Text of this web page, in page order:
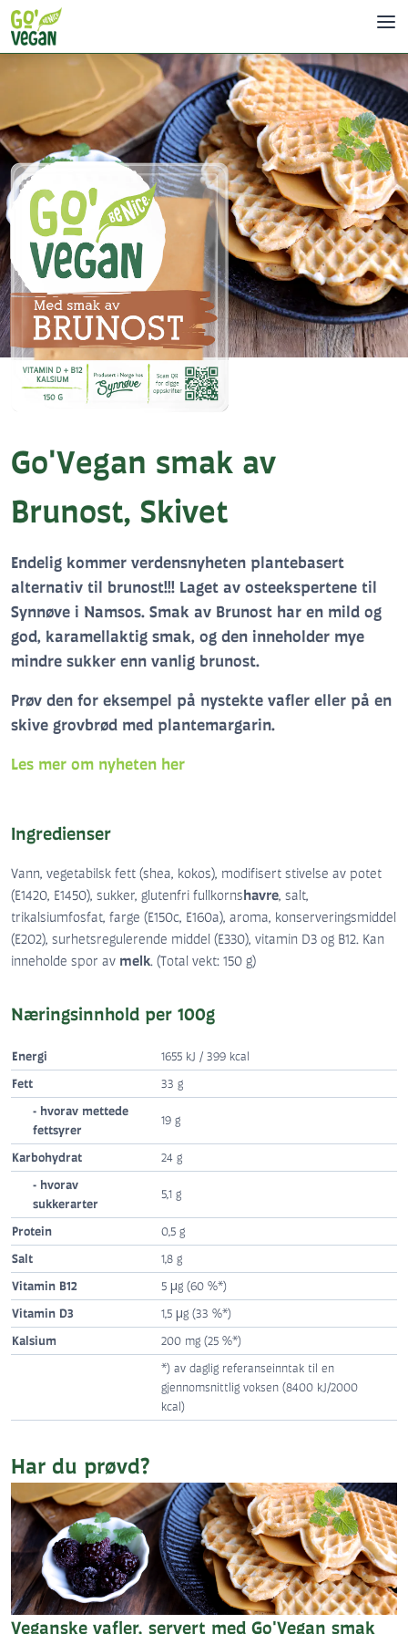
Go'Vegan smak av
Brunost, Skivet
Endelig kommer verdensnyheten plantebasert
alternativ til brunost!!! Laget av osteekspertene til
Synnøve i Namsos. Smak av Brunost har en mild og
god, karamellaktig smak, og den inneholder mye
mindre sukker enn vanlig brunost.
Prøv den for eksempel på nystekte vafler eller på en
skive grovbrød med plantemargarin.
Les mer om nyheten her
Ingredienser
Vann, vegetabilsk fett (shea, kokos), modifisert stivelse av potet
(E1420, E1450), sukker, glutenfri fullkornshavre, salt,
trikalsiumfosfat, farge (E150c, E160a), aroma, konserveringsmiddel
(E202), surhetsregulerende middel (E330), vitamin D3 og B12. Kan
inneholde spor av melk. (Total vekt: 150 g)
Næringsinnhold per 100g
Energi 1655 kJ / 399 kcal
Fett 33 g
- hvorav mettede
fettsyrer
19 g
Karbohydrat 24 g
- hvorav
sukkerarter
5,1 g
Protein 0,5 g
Salt 1,8 g
Vitamin B12 5 µg (60 %*)
Vitamin D3 1,5 µg (33 %*)
Kalsium
200 mg (25 %*)
*) av daglig referanseinntak til en
gjennomsnittlig voksen (8400 kJ/2000
kcal)
Har du prøvd?
Veganske vafler, servert med Go'Vegan smak